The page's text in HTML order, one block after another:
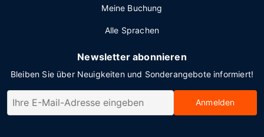
Meine Buchung
Alle Sprachen
Newsletter abonnieren
Bleiben Sie über Neuigkeiten und Sonderangebote informiert!
Anmelden